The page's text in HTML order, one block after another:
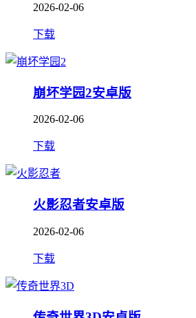
2026-02-06
下载
崩坏学园2安卓版
2026-02-06
下载
火影忍者安卓版
2026-02-06
下载